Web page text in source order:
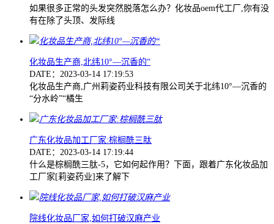
如果很多正常的头发突然脱落怎么办？化妆品oem代工厂,你有没
有在除了头顶、发际线
化妆品生产商,北纬10°—沉香的“
DATE：2023-03-14 17:19:53
化妆品生产商,广州莉姿药业科技有限公司关于北纬10°—沉香的
“分水岭”“橘生
广东化妆品加工厂家:棕榈酰三肽
DATE：2023-03-14 17:19:44
什么是棕榈酰三肽-5，它如何起作用？下面，跟着广东化妆品加
工厂家[莉姿药业]来了解下
院线化妆品厂家,如何打破汉麻产业